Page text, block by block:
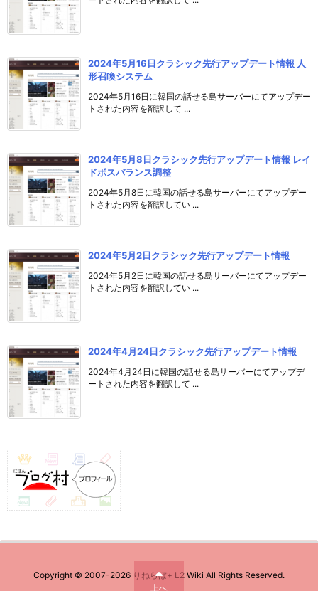
2024年5月16日クラシック先行アップデート情報 人
形召喚システム
2024年5月16日に韓国の話せる島サーバーにてアップデー
トされた内容を翻訳して ...
2024年5月8日クラシック先行アップデート情報 レイ
ドボスバランス調整
2024年5月8日に韓国の話せる島サーバーにてアップデー
トされた内容を翻訳してい ...
2024年5月2日クラシック先行アップデート情報
2024年5月2日に韓国の話せる島サーバーにてアップデー
トされた内容を翻訳してい ...
2024年4月24日クラシック先行アップデート情報
2024年4月24日に韓国の話せる島サーバーにてアップデ
ートされた内容を翻訳して ...
Copyright © 2007-2026 りねらぼ+ L2 Wiki All Rights Reserved.
上へ